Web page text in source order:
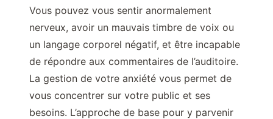
Vous pouvez vous sentir anormalement
nerveux, avoir un mauvais timbre de voix ou
un langage corporel négatif, et être incapable
de répondre aux commentaires de l’auditoire.
La gestion de votre anxiété vous permet de
vous concentrer sur votre public et ses
besoins. L’approche de base pour y parvenir